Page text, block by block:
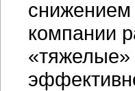
снижением
компании